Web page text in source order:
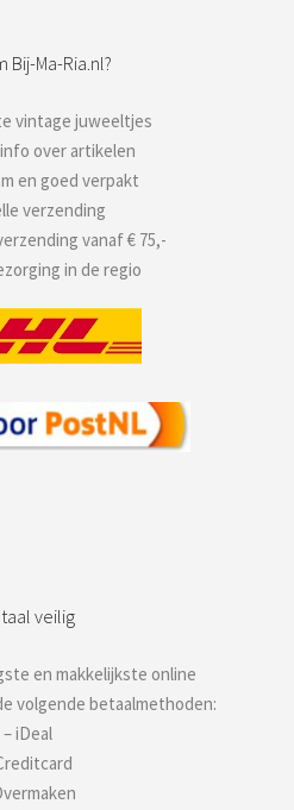
Bij-Ma-Ria.nl?
vintage juweeltjes
over artikelen
en goed verpakt
verzending
vanaf € 75,-
in de regio
veilig
en makkelijkste online
volgende betaalmethoden:
– iDeal